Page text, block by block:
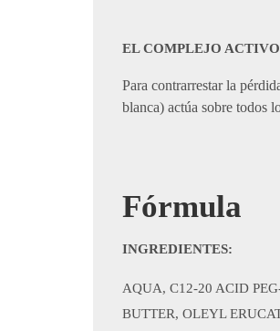
​​EL COMPLEJO
Para contrarrestar la
blanca) actúa sobre todos
Fórmula
INGREDIENTES:
AQUA, C12-20 ACID
BUTTER, OLEYL